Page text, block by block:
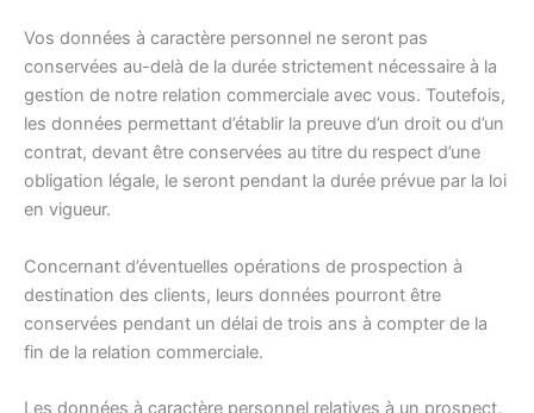
Vos données à caractère personnel ne seront pas
conservées au-delà de la durée strictement nécessaire à la
gestion de notre relation commerciale avec vous. Toutefois,
les données permettant d’établir la preuve d’un droit ou d’un
contrat, devant être conservées au titre du respect d’une
obligation légale, le seront pendant la durée prévue par la loi
en vigueur.
Concernant d’éventuelles opérations de prospection à
destination des clients, leurs données pourront être
conservées pendant un délai de trois ans à compter de la
fin de la relation commerciale.
Les données à caractère personnel relatives à un prospect,